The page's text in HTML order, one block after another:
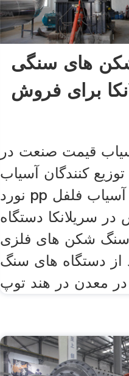
های سنگی
برای فروش
قیمت صنعت در
کنندگان آسیاب
نورد pp در هند آسیاب فلفل
سریلانکا دستگاه
شکن های فلزی
از دستگاه های سنگ